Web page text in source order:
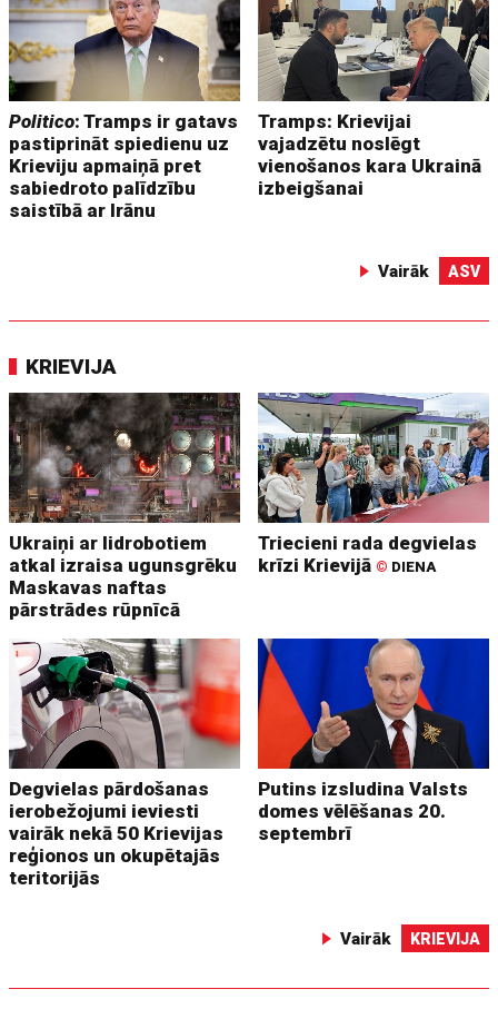
Politico: Tramps ir gatavs
pastiprināt spiedienu uz
Krieviju apmaiņā pret
sabiedroto palīdzību
saistībā ar Irānu
Tramps: Krievijai
vajadzētu noslēgt
vienošanos kara Ukrainā
izbeigšanai
Vairāk ASV
KRIEVIJA
Ukraiņi ar lidrobotiem
atkal izraisa ugunsgrēku
Maskavas naftas
pārstrādes rūpnīcā
Triecieni rada degvielas
krīzi Krievijā © DIENA
Degvielas pārdošanas
ierobežojumi ieviesti
vairāk nekā 50 Krievijas
reģionos un okupētajās
teritorijās
Putins izsludina Valsts
domes vēlēšanas 20.
septembrī
Vairāk KRIEVIJA